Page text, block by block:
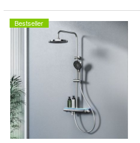
Bestseller